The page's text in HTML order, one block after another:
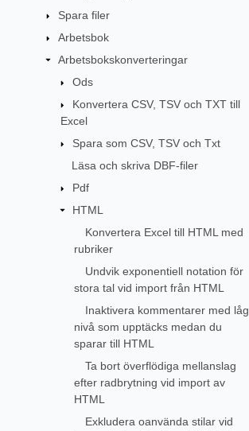
Spara filer
Arbetsbok
Arbetsbokskonverteringar
Ods
Konvertera CSV, TSV och TXT till
Excel
Spara som CSV, TSV och Txt
Läsa och skriva DBF-filer
Pdf
HTML
Konvertera Excel till HTML med
rubriker
Undvik exponentiell notation för
stora tal vid import från HTML
Inaktivera kommentarer med låg
nivå som upptäcks medan du
sparar till HTML
Ta bort överflödiga mellanslag
efter radbrytning vid import av
HTML
Exkludera oanvända stilar vid